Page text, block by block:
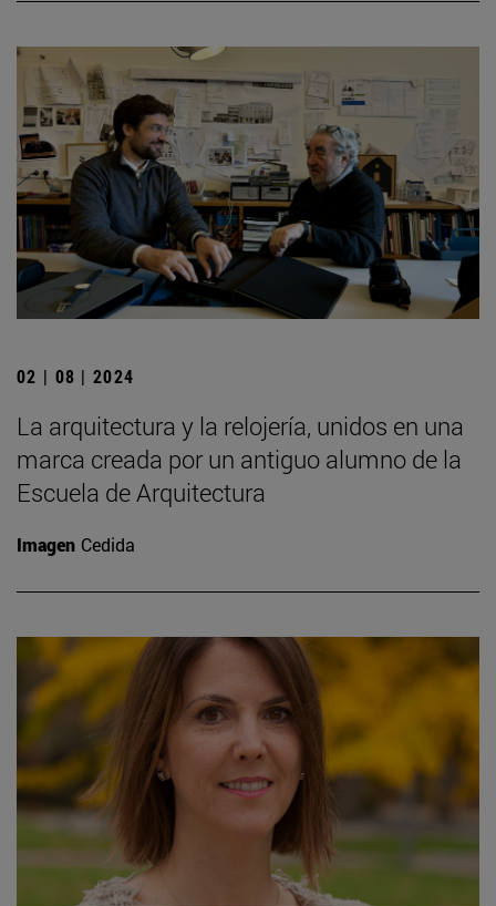
02 | 08 | 2024
La arquitectura y la relojería, unidos en una
marca creada por un antiguo alumno de la
Escuela de Arquitectura
Imagen Cedida